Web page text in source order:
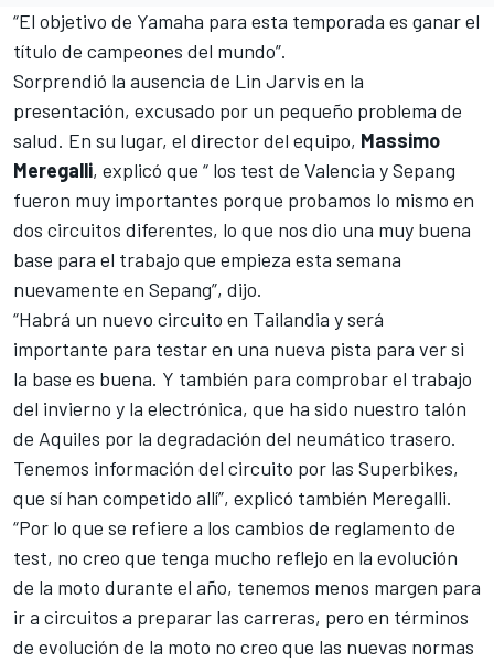
“El objetivo de Yamaha para esta temporada es ganar el
título de campeones del mundo”.
Sorprendió la ausencia de Lin Jarvis en la
presentación, excusado por un pequeño problema de
salud. En su lugar, el director del equipo, Massimo
Meregalli, explicó que “ los test de Valencia y Sepang
fueron muy importantes porque probamos lo mismo en
dos circuitos diferentes, lo que nos dio una muy buena
base para el trabajo que empieza esta semana
nuevamente en Sepang”, dijo.
“Habrá un nuevo circuito en Tailandia y será
importante para testar en una nueva pista para ver si
la base es buena. Y también para comprobar el trabajo
del invierno y la electrónica, que ha sido nuestro talón
de Aquiles por la degradación del neumático trasero.
Tenemos información del circuito por las Superbikes,
que sí han competido allí”, explicó también Meregalli.
“Por lo que se refiere a los cambios de reglamento de
test, no creo que tenga mucho reflejo en la evolución
de la moto durante el año, tenemos menos margen para
ir a circuitos a preparar las carreras, pero en términos
de evolución de la moto no creo que las nuevas normas